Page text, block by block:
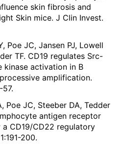
skin fibrosis and
Skin mice. J Clin Invest.
Poe JC, Jansen PJ, Lowell
TF. CD19 regulates Src-
activation in B
amplification.
Poe JC, Steeber DA, Tedder
antigen receptor
CD19/CD22 regulatory
200.